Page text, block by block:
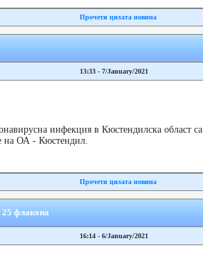
Прочети цялата новина
13:33 - 7/January/2021
инфекция в Кюстендилска област
на ОА - Кюстендил.
Прочети цялата новина
25 флакона
16:14 - 6/January/2021